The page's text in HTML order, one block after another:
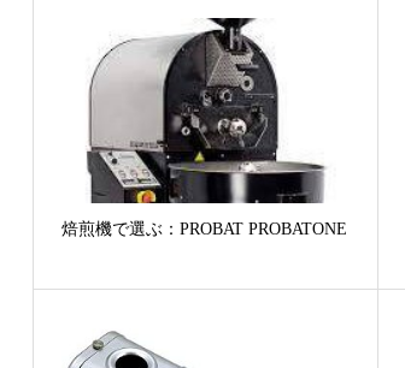
焙煎機で選ぶ：PROBAT PROBATONE